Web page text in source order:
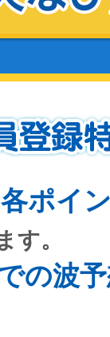
各ポイ
す。
の波